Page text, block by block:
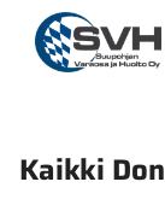
Siirry
Kaikki